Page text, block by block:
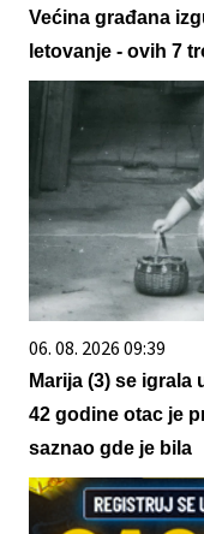
Većina građana
letovanje - ovih 7
06. 08. 2026 09:39
Marija (3) se
42 godine otac je
saznao gde je bila